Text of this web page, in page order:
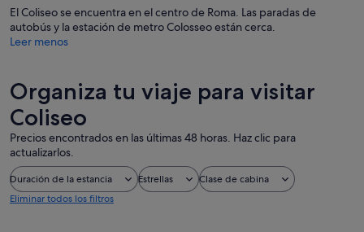
El Coliseo se encuentra en el centro de Roma. Las paradas de
autobús y la estación de metro Colosseo están cerca.
Leer menos
Organiza tu viaje para visitar
Coliseo
Precios encontrados en las últimas 48 horas. Haz clic para
actualizarlos.
Duración de la estancia Estrellas
Clase de cabina
Eliminar todos los filtros